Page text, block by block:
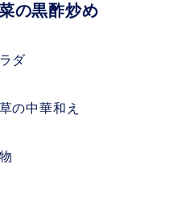
の黒酢炒め
ダ
の中華和え